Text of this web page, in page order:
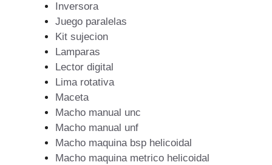
Inversora
Juego paralelas
Kit sujecion
Lamparas
Lector digital
Lima rotativa
Maceta
Macho manual unc
Macho manual unf
Macho maquina bsp helicoidal
Macho maquina metrico helicoidal